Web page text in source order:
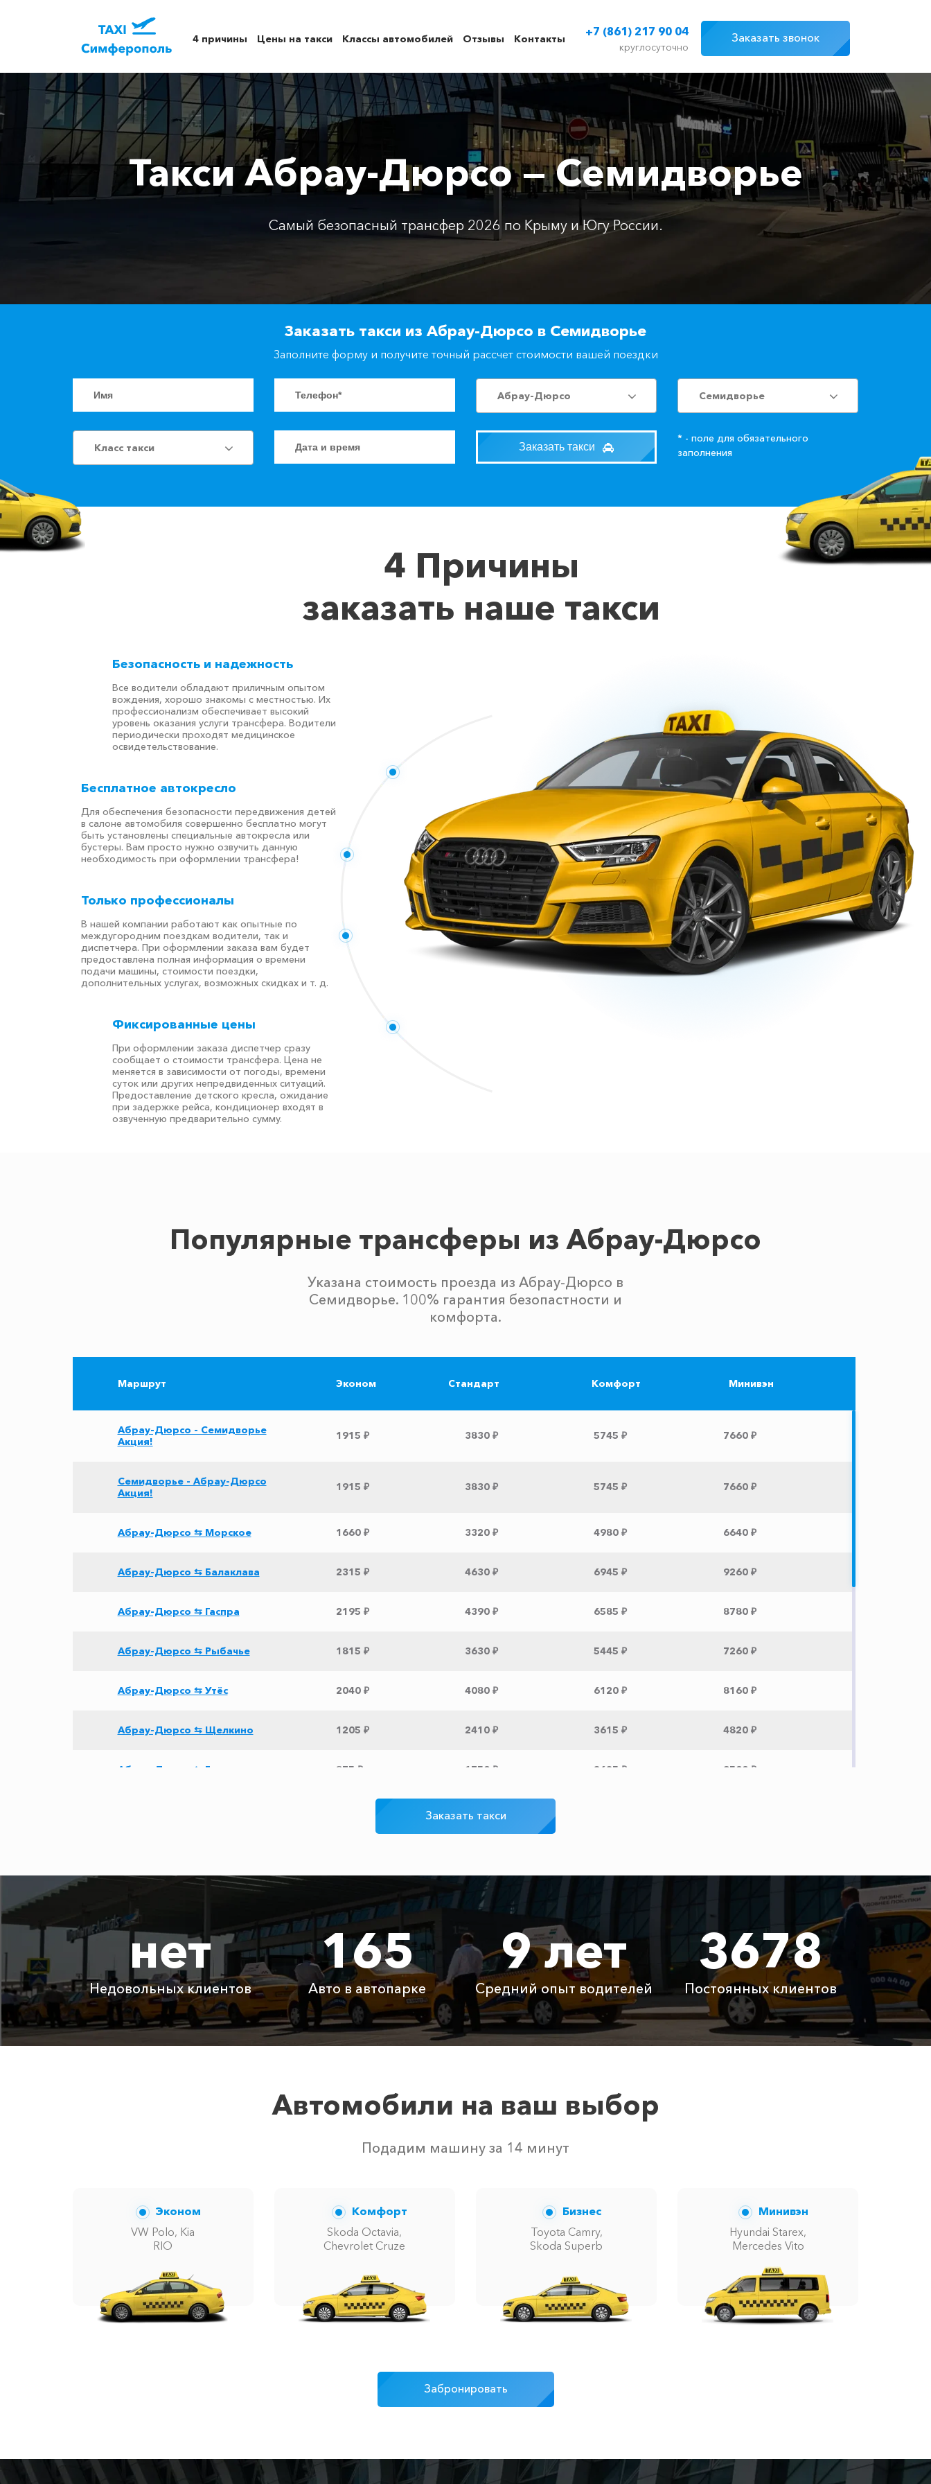
4 причины Цены на такси Классы автомобилей Отзывы Контакты
+7 (861) 217 90 04
круглосуточно
Заказать звонок
Такси Абрау-Дюрсо — Семидворье
Самый безопасный трансфер 2026 по Крыму и Югу России.
Заказать такси из Абрау-Дюрсо в Семидворье
Заполните форму и получите точный рассчет стоимости вашей поездки
Абрау-Дюрсо Семидворье
Класс такси Заказать такси
* - поле для обязательного
заполнения
4 Причины
заказать наше такси
Безопасность и надежность
Все водители обладают приличным опытом
вождения, хорошо знакомы с местностью. Их
профессионализм обеспечивает высокий
уровень оказания услуги трансфера. Водители
периодически проходят медицинское
освидетельствование.
Бесплатное автокресло
Для обеспечения безопасности передвижения детей
в салоне автомобиля совершенно бесплатно могут
быть установлены специальные автокресла или
бустеры. Вам просто нужно озвучить данную
необходимость при оформлении трансфера!
Только профессионалы
В нашей компании работают как опытные по
междугородним поездкам водители, так и
диспетчера. При оформлении заказа вам будет
предоставлена полная информация о времени
подачи машины, стоимости поездки,
дополнительных услугах, возможных скидках и т. д.
Фиксированные цены
При оформлении заказа диспетчер сразу
сообщает о стоимости трансфера. Цена не
меняется в зависимости от погоды, времени
суток или других непредвиденных ситуаций.
Предоставление детского кресла, ожидание
при задержке рейса, кондиционер входят в
озвученную предварительно сумму.
Популярные трансферы из Абрау-Дюрсо
Указана стоимость проезда из Абрау-Дюрсо в
Семидворье. 100% гарантия безопастности и
комфорта.
Маршрут Эконом Стандарт Комфорт Минивэн
Абрау-Дюрсо - Семидворье
Акция!
1915 ₽ 3830 ₽ 5745 ₽ 7660 ₽
Семидворье - Абрау-Дюрсо
Акция!
1915 ₽ 3830 ₽ 5745 ₽ 7660 ₽
Абрау-Дюрсо ⇆ Морское 1660 ₽ 3320 ₽ 4980 ₽ 6640 ₽
Абрау-Дюрсо ⇆ Балаклава 2315 ₽ 4630 ₽ 6945 ₽ 9260 ₽
Абрау-Дюрсо ⇆ Гаспра 2195 ₽ 4390 ₽ 6585 ₽ 8780 ₽
Абрау-Дюрсо ⇆ Рыбачье 1815 ₽ 3630 ₽ 5445 ₽ 7260 ₽
Абрау-Дюрсо ⇆ Утёс 2040 ₽ 4080 ₽ 6120 ₽ 8160 ₽
Абрау-Дюрсо ⇆ Щелкино 1205 ₽ 2410 ₽ 3615 ₽ 4820 ₽
Абрау-Дюрсо ⇆ Героевское 875 ₽ 1750 ₽ 2625 ₽ 3500 ₽
Абрау-Дюрсо ⇆ Дивноморское 650 ₽
Абрау-Дюрсо ⇆ Лермонтово 2010 ₽
Абрау-Дюрсо ⇆ Гостагаевская 225 ₽ 450 ₽ 675 ₽ 900 ₽
Детское автокресло Бесплатно Бесплатно Бесплатно Бесплатно
Ожидание машины Бесплатно Бесплатно Бесплатно Бесплатно
Заказать такси
нет
Недовольных клиентов
165
Авто в автопарке
9 лет
Средний опыт водителей
3678
Постоянных клиентов
Автомобили на ваш выбор
Подадим машину за 14 минут
Эконом
VW Polo, Kia
RIO
Комфорт
Skoda Octavia,
Chevrolet Cruze
Бизнес
Toyota Camry,
Skoda Superb
Минивэн
Hyundai Starex,
Mercedes Vito
Забронировать